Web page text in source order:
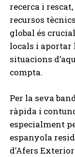
recerca i
recursos
global és
locals i aportar
situacions
compta.
Per la seva
ràpida i
especialment
espanyola
d’Afers